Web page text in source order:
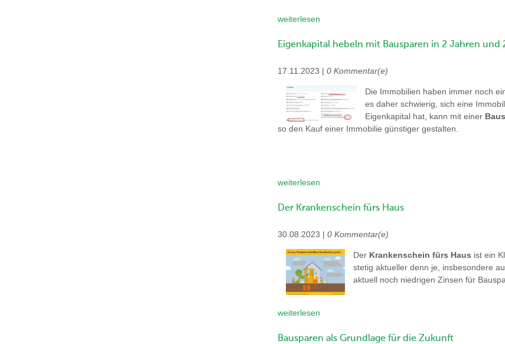
weiterlesen
Eigenkapital hebeln mit Bausparen in 2 Jahren und
17.11.2023 | 0 Kommentar(e)
Die Immobilien haben immer noch
es daher schwierig, sich eine
Eigenkapital hat, kann mit einer
so den Kauf einer Immobilie günstiger gestalten.
weiterlesen
Der Krankenschein fürs Haus
30.08.2023 | 0 Kommentar(e)
Der Krankenschein fürs Haus ist ein
stetig aktueller denn je, insbesondere
aktuell noch niedrigen Zinsen für
weiterlesen
Bausparen als Grundlage für die Zukunft